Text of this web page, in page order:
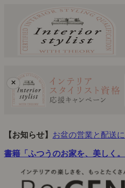
×
【お知らせ】 お盆の営業と配送
書籍「ふつうのお家を、美しく